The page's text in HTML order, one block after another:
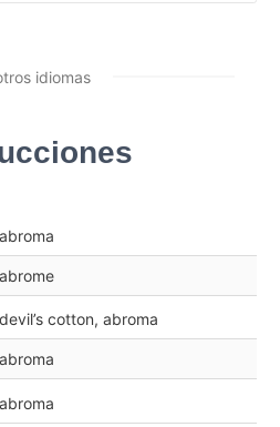
idiomas
abroma
abrome
devil’s cotton, abroma
abroma
abroma